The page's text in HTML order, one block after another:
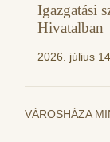
Igazgatási
Hivatalban
2026. július 14.
VÁROSHÁZA